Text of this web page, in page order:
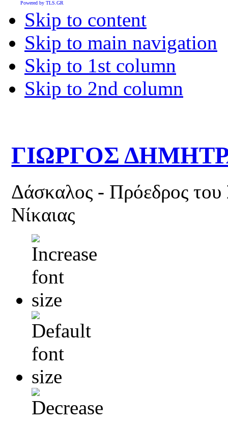
Skip to content
Skip to main navigation
Skip to 1st column
Skip to 2nd column
ΓΙΩΡΓΟΣ
Δάσκαλος - Πρόεδρος
Νίκαιας
Powered by TLS.GR